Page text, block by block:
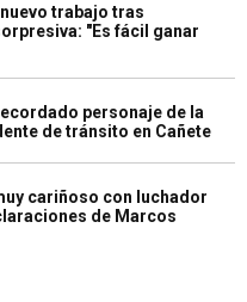
trabajo tras
"Es fácil ganar
personaje de la
de tránsito en Cañete
cariñoso con luchador
de Marcos